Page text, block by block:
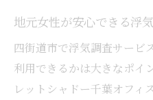
地元女性が安心できる浮
四街道市で浮気調査サービ
利用できるかは大きなポイ
レットシャドー千葉オフィ